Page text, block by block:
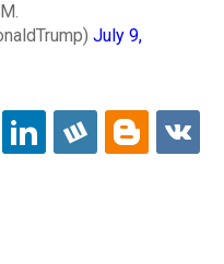
July 9,